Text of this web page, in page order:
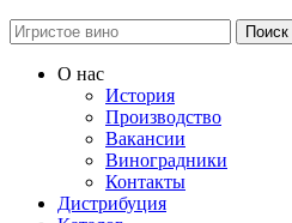
Поиск
О нас
История
Производство
Вакансии
Виноградники
Контакты
Дистрибуция